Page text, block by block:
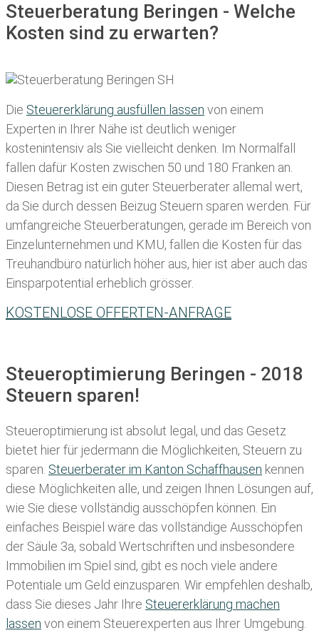
Steuerberatung Beringen - Welche
Kosten sind zu erwarten?
Die Steuererklärung ausfüllen lassen von einem
Experten in Ihrer Nähe ist deutlich weniger
kostenintensiv als Sie vielleicht denken. Im Normalfall
fallen dafür Kosten zwischen 50 und 180 Franken an.
Diesen Betrag ist ein guter Steuerberater allemal wert,
da Sie durch dessen Beizug Steuern sparen werden. Für
umfangreiche Steuerberatungen, gerade im Bereich von
Einzelunternehmen und KMU, fallen die Kosten für das
Treuhandbüro natürlich höher aus, hier ist aber auch das
Einsparpotential erheblich grösser.
KOSTENLOSE OFFERTEN-ANFRAGE
Steueroptimierung Beringen - 2018
Steuern sparen!
Steueroptimierung ist absolut legal, und das Gesetz
bietet hier für jedermann die Möglichkeiten, Steuern zu
sparen. Steuerberater im K anton Schaffhausen kennen
diese Möglichkeiten alle, und zeigen Ihnen Lösungen auf,
wie Sie diese vollständig ausschöpfen können. Ein
einfaches Beispiel wäre das vollständige Ausschöpfen
der Säule 3a, sobald Wertschriften und insbesondere
Immobilien im Spiel sind, gibt es noch viele andere
Potentiale um Geld einzusparen. Wir empfehlen deshalb,
dass Sie dieses Jahr Ihre Steuererklärung machen
lassen von einem Steuerexperten aus Ihrer Umgebung.